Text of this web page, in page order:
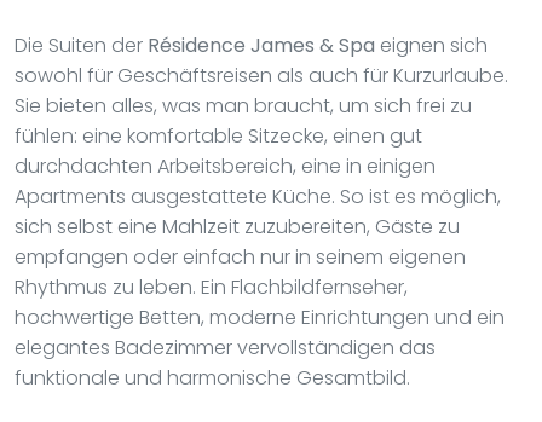
Die Suiten der Résidence James & Spa eignen sich
sowohl für Geschäftsreisen als auch für Kurzurlaube.
Sie bieten alles, was man braucht, um sich frei zu
fühlen: eine komfortable Sitzecke, einen gut
durchdachten Arbeitsbereich, eine in einigen
Apartments ausgestattete Küche. So ist es möglich,
sich selbst eine Mahlzeit zuzubereiten, Gäste zu
empfangen oder einfach nur in seinem eigenen
Rhythmus zu leben. Ein Flachbildfernseher,
hochwertige Betten, moderne Einrichtungen und ein
elegantes Badezimmer vervollständigen das
funktionale und harmonische Gesamtbild.